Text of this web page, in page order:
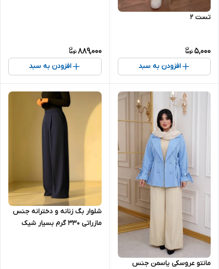
تست ۲
5,000
افزودن به سبد
889,000
افزودن به سبد
مانتو عروسکی یاسمن جنس
شلوار بگ زنانه و دخترانه جنس
مازراتی ۳۳۰ گرم بسیار شیک